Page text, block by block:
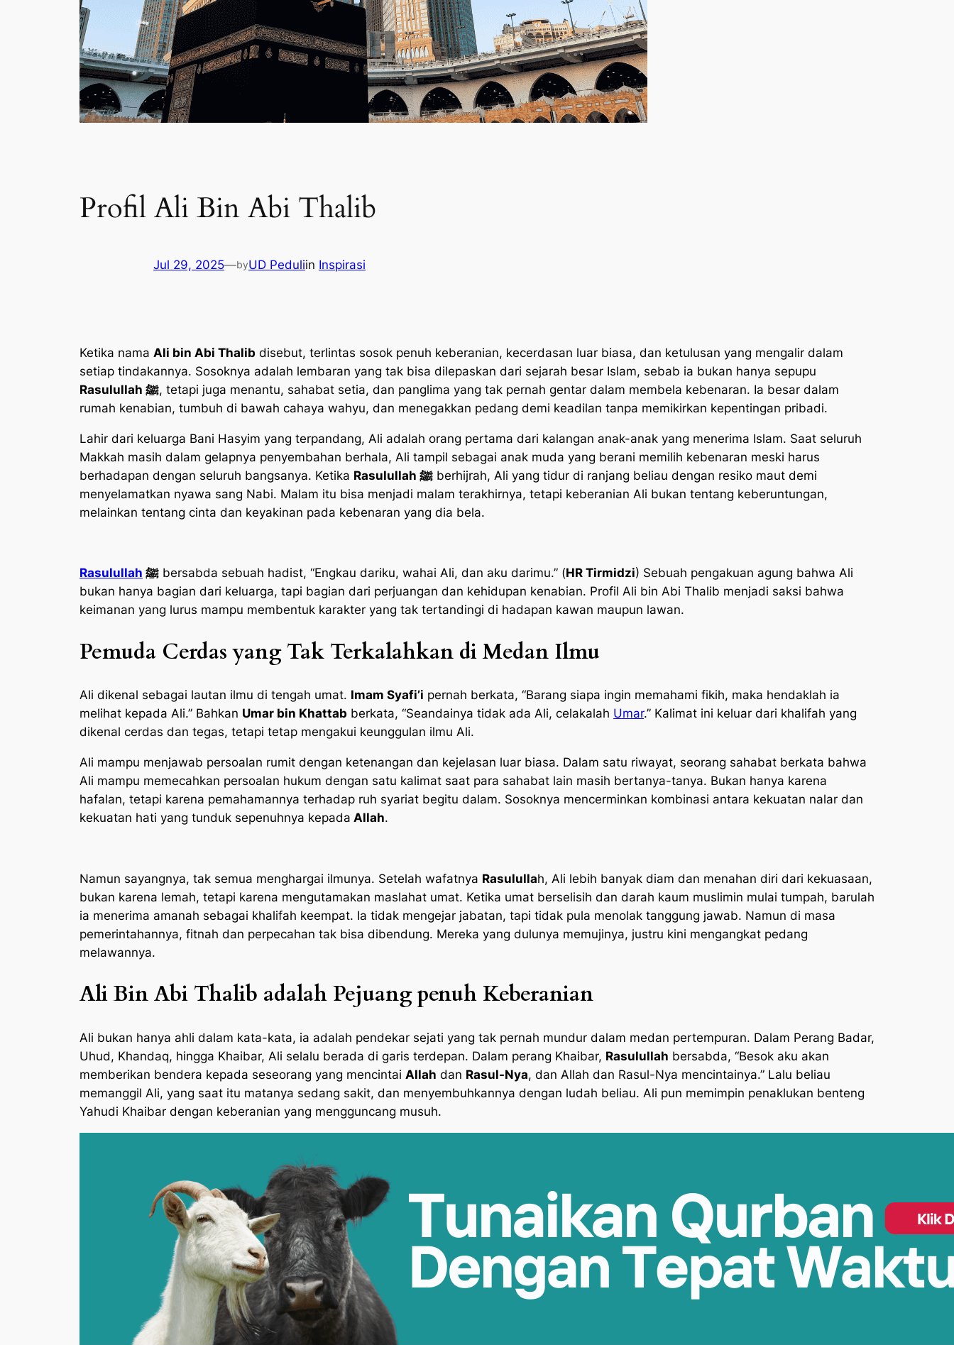
Profil Ali Bin Abi Thalib
Jul 29, 2025—byUD Peduliin Inspirasi
Ketika nama Ali bin Abi Thalib disebut, terlintas sosok penuh keberanian, kecerdasan luar biasa, dan ketulusan yang mengalir dalam
setiap tindakannya. Sosoknya adalah lembaran yang tak bisa dilepaskan dari sejarah besar Islam, sebab ia bukan hanya sepupu
Rasulullah ﷺ, tetapi juga menantu, sahabat setia, dan panglima yang tak pernah gentar dalam membela kebenaran. Ia besar dalam
rumah kenabian, tumbuh di bawah cahaya wahyu, dan menegakkan pedang demi keadilan tanpa memikirkan kepentingan pribadi.
Lahir dari keluarga Bani Hasyim yang terpandang, Ali adalah orang pertama dari kalangan anak-anak yang menerima Islam. Saat seluruh
Makkah masih dalam gelapnya penyembahan berhala, Ali tampil sebagai anak muda yang berani memilih kebenaran meski harus
berhadapan dengan seluruh bangsanya. Ketika
Rasulullah ﷺ berhijrah, Ali yang tidur di ranjang beliau dengan resiko maut demi
menyelamatkan nyawa sang Nabi. Malam itu bisa menjadi malam terakhirnya, tetapi keberanian Ali bukan tentang keberuntungan,
melainkan tentang cinta dan keyakinan pada kebenaran yang dia bela.
Rasulullah ﷺ bersabda sebuah hadist, “Engkau dariku, wahai Ali, dan aku darimu.” (HR Tirmidzi) Sebuah pengakuan agung bahwa Ali
bukan hanya bagian dari keluarga, tapi bagian dari perjuangan dan kehidupan kenabian. Profil Ali bin Abi Thalib menjadi saksi bahwa
keimanan yang lurus mampu membentuk karakter yang tak tertandingi di hadapan kawan maupun lawan.
Pemuda Cerdas yang Tak Terkalahkan di Medan Ilmu
Ali dikenal sebagai lautan ilmu di tengah umat. Imam Syafi’i pernah berkata, “Barang siapa ingin memahami fikih, maka hendaklah ia
melihat kepada Ali.” Bahkan Umar bin Khattab berkata, “Seandainya tidak ada Ali, celakalah Umar.” Kalimat ini keluar dari khalifah yang
dikenal cerdas dan tegas, tetapi tetap mengakui keunggulan ilmu Ali.
Ali mampu menjawab persoalan rumit dengan ketenangan dan kejelasan luar biasa. Dalam satu riwayat, seorang sahabat berkata bahwa
Ali mampu memecahkan persoalan hukum dengan satu kalimat saat para sahabat lain masih bertanya-tanya. Bukan hanya karena
hafalan, tetapi karena pemahamannya terhadap ruh syariat begitu dalam. Sosoknya mencerminkan kombinasi antara kekuatan nalar dan
kekuatan hati yang tunduk sepenuhnya kepada Allah.
Namun sayangnya, tak semua menghargai ilmunya. Setelah wafatnya Rasulullah, Ali lebih banyak diam dan menahan diri dari kekuasaan,
bukan karena lemah, tetapi karena mengutamakan maslahat umat. Ketika umat berselisih dan darah kaum muslimin mulai tumpah, barulah
ia menerima amanah sebagai khalifah keempat. Ia tidak mengejar jabatan, tapi tidak pula menolak tanggung jawab. Namun di masa
pemerintahannya, fitnah dan perpecahan tak bisa dibendung. Mereka yang dulunya memujinya, justru kini mengangkat pedang
melawannya.
Ali Bin Abi Thalib adalah Pejuang penuh Keberanian
Ali bukan hanya ahli dalam kata-kata, ia adalah pendekar sejati yang tak pernah mundur dalam medan pertempuran. Dalam Perang Badar,
Uhud, Khandaq, hingga Khaibar, Ali selalu berada di garis terdepan. Dalam perang Khaibar, Rasulullah bersabda, “Besok aku akan
memberikan bendera kepada seseorang yang mencintai Allah dan Rasul-Nya, dan Allah dan Rasul-Nya mencintainya.” Lalu beliau
memanggil Ali, yang saat itu matanya sedang sakit, dan menyembuhkannya dengan ludah beliau. Ali pun memimpin penaklukan benteng
Yahudi Khaibar dengan keberanian yang mengguncang musuh.